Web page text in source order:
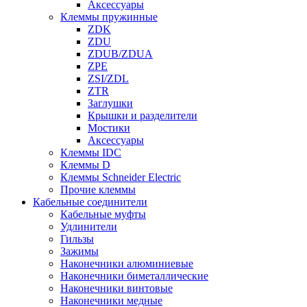
Аксессуары
Клеммы пружинные
ZDK
ZDU
ZDUB/ZDUA
ZPE
ZSI/ZDL
ZTR
Заглушки
Крышки и разделители
Мостики
Аксессуары
Клеммы IDC
Клеммы D
Клеммы Schneider Electric
Прочие клеммы
Кабельные соединители
Кабельные муфты
Удлинители
Гильзы
Зажимы
Наконечники алюминиевые
Наконечники биметаллические
Наконечники винтовые
Наконечники медные